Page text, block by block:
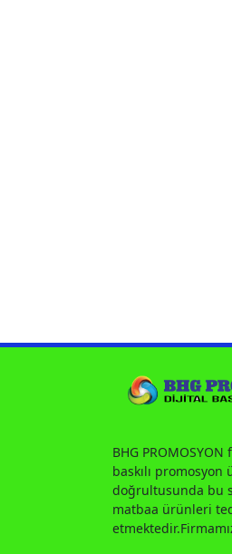
BHG
baskılı
doğrultusunda bu
matbaa ürünleri